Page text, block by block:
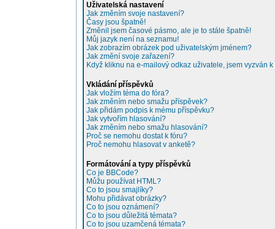
Uživatelská nastavení
Jak změním svoje nastavení?
Časy jsou špatně!
Změnil jsem časové pásmo, ale je to stále špatně!
Můj jazyk není na seznamu!
Jak zobrazím obrázek pod uživatelským jménem?
Jak změní svoje zařazení?
Když kliknu na e-mailový odkaz uživatele, jsem vyzván
Vkládání příspěvků
Jak vložím téma do fóra?
Jak změním nebo smažu příspěvek?
Jak přidám podpis k mému příspěvku?
Jak vytvořím hlasování?
Jak změním nebo smažu hlasování?
Proč se nemohu dostat k fóru?
Proč nemohu hlasovat v anketě?
Formátování a typy příspěvků
Co je BBCode?
Můžu používat HTML?
Co to jsou smajlíky?
Mohu přidávat obrázky?
Co to jsou oznámení?
Co to jsou důležitá témata?
Co to jsou uzamčená témata?